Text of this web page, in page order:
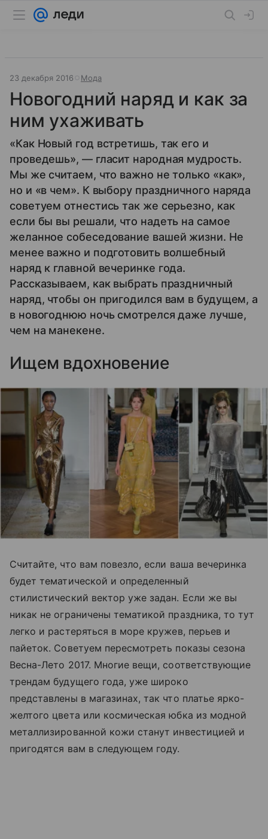
23 декабря 2016 Мода
Новогодний наряд и как за
ним ухаживать
«Как Новый год встретишь, так его и
проведешь», — гласит народная мудрость.
Мы же считаем, что важно не только «как»,
но и «в чем». К выбору праздничного наряда
советуем отнестись так же серьезно, как
если бы вы решали, что надеть на самое
желанное собеседование вашей жизни. Не
менее важно и подготовить волшебный
наряд к главной вечеринке года.
Рассказываем, как выбрать праздничный
наряд, чтобы он пригодился вам в будущем, а
в новогоднюю ночь смотрелся даже лучше,
чем на манекене.
Ищем вдохновение
Считайте, что вам повезло, если ваша вечеринка
будет тематической и определенный
стилистический вектор уже задан. Если же вы
никак не ограничены тематикой праздника, то тут
легко и растеряться в море кружев, перьев и
пайеток. Советуем пересмотреть показы сезона
Весна-Лето 2017. Многие вещи, соответствующие
трендам будущего года, уже широко
представлены в магазинах, так что платье ярко-
желтого цвета или космическая юбка из модной
металлизированной кожи станут инвестицией и
пригодятся вам в следующем году.